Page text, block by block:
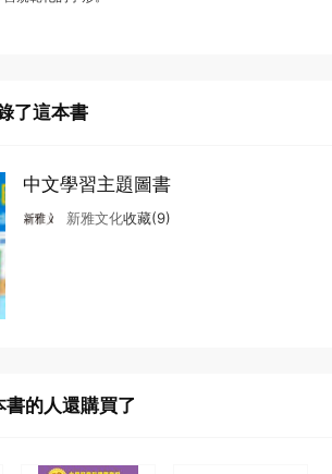
了這本書
中文學習主題圖書
新雅文化收藏(9)
書的人還購買了